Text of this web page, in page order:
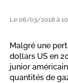
Le 06/03/2018 à
Malgré une
dollars US en
junior
quantités de